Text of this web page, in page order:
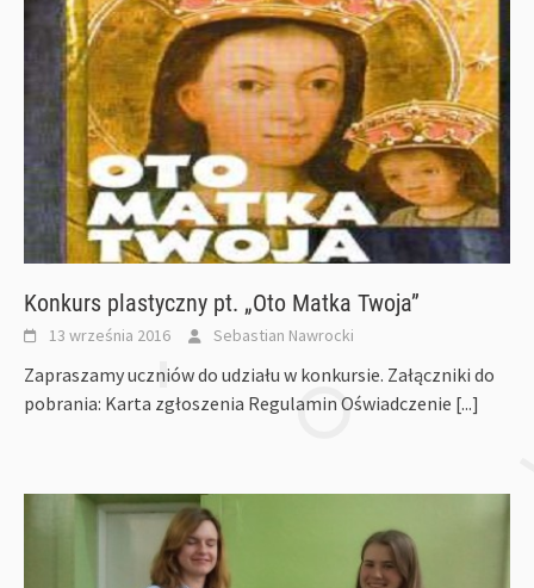
Konkurs plastyczny pt. „Oto Matka Twoja”
13 września 2016 Sebastian Nawrocki
Zapraszamy uczniów do udziału w konkursie. Załączniki do
pobrania: Karta zgłoszenia Regulamin Oświadczenie [...]